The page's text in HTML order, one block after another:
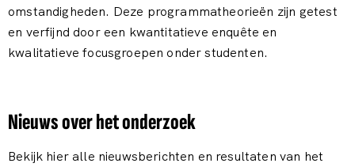
omstandigheden. Deze programmatheorieën zijn getest
en verfijnd door een kwantitatieve enquête en
kwalitatieve focusgroepen onder studenten.
Nieuws over het onderzoek
Bekijk hier alle nieuwsberichten en resultaten van het